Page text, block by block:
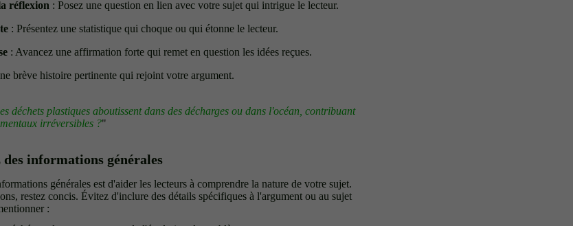
réflexion : Posez une question en lien avec votre sujet qui intrigue le lecteur.
: Présentez une statistique qui choque ou qui étonne le lecteur.
: Avancez une affirmation forte qui remet en question les idées reçues.
brève histoire pertinente qui rejoint votre argument.
déchets plastiques aboutissent dans des décharges ou dans l'océan, contribuant
irréversibles ?"
informations générales
générales est d'aider les lecteurs à comprendre la nature de votre sujet.
restez concis. Évitez d'inclure des détails spécifiques à l'argument ou au sujet
: